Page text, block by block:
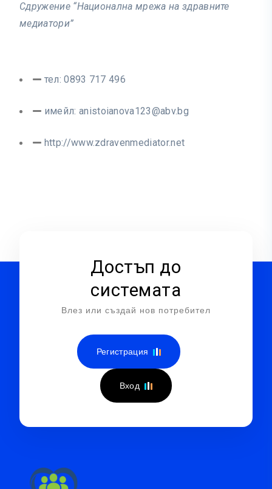
Сдружение “Национална мрежа на здравните
медиатори”
тел: 0893 717 496
имейл: anistoianova123@abv.bg
http://www.zdravenmediator.net
Достъп до
системата
Влез или създай нов потребител
Регистрация
Вход